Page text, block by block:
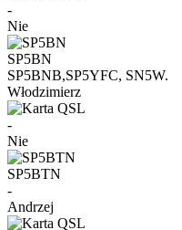
-
Nie
SP5BN
SP5BNB,SP5YFC, SN5W.
Włodzimierz
-
Nie
SP5BTN
-
Andrzej